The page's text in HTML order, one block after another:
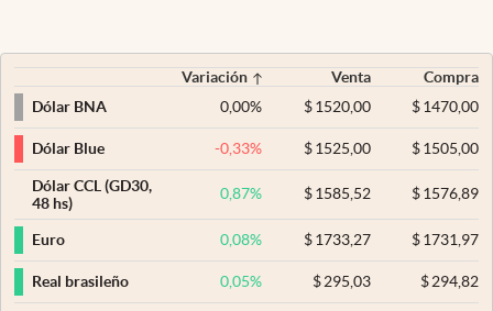
Variación Venta
Compra
Dólar BNA
0,00% $ 1520,00 $1470,00
Dólar Blue -0,33% $ 1525,00 $1505,00
Dólar CCL (GD30,
48 hs)
0,87% $ 1585,52 $1576,89
Euro 0,08% $ 1733,27 $1731,97
Real brasileño 0,05% $ 295,03 $294,82